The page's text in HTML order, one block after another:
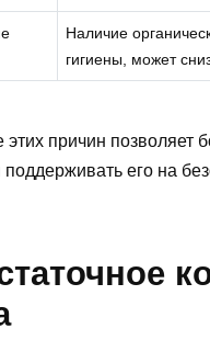
Наличие
гигиены, может
причин позволяет
поддерживать его на